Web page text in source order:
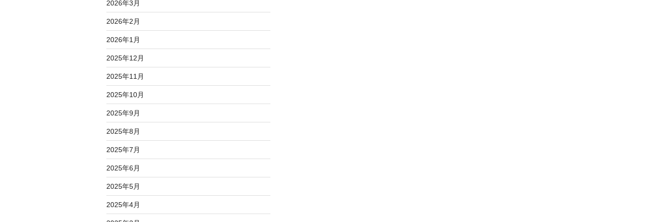
2026年3月
2026年2月
2026年1月
2025年12月
2025年11月
2025年10月
2025年9月
2025年8月
2025年7月
2025年6月
2025年5月
2025年4月